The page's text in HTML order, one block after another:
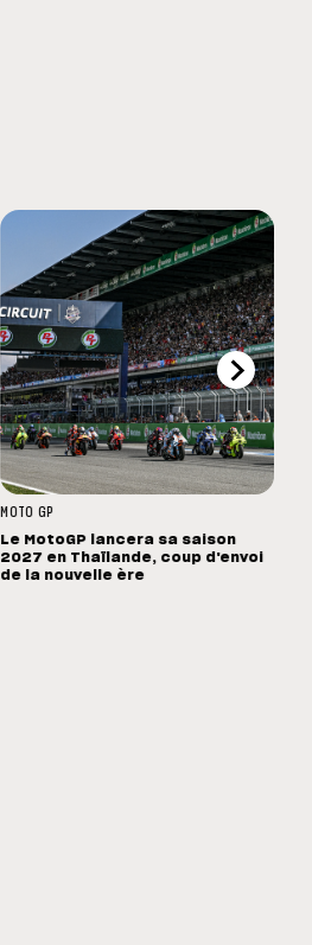
MOTO GP
Le MotoGP lancera sa saison
2027 en Thaïlande, coup d'envoi
de la nouvelle ère